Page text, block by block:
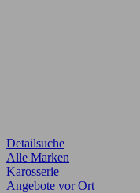
Detailsuche
Alle Marken
Karosserie
Angebote vor Ort